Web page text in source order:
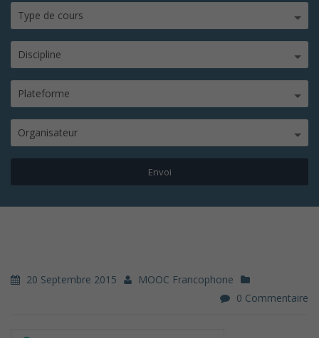
Type de cours
Discipline
Plateforme
Organisateur
20 Septembre 2015
MOOC Francophone
0 Commentaire